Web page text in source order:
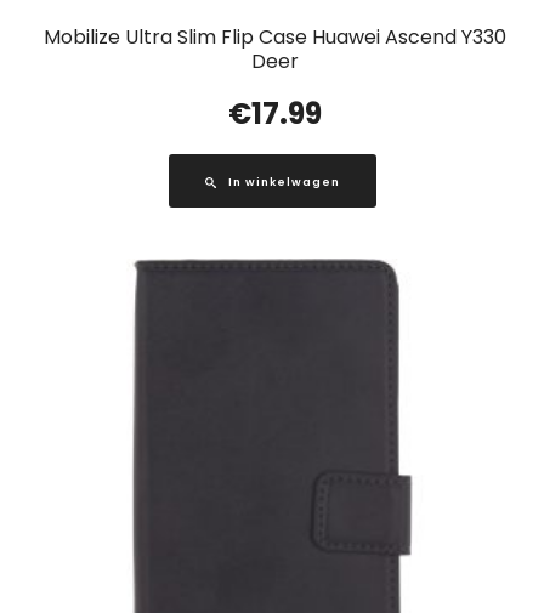
Mobilize Ultra Slim Flip Case Huawei Ascend Y330
Deer
€17.99
In winkelwagen